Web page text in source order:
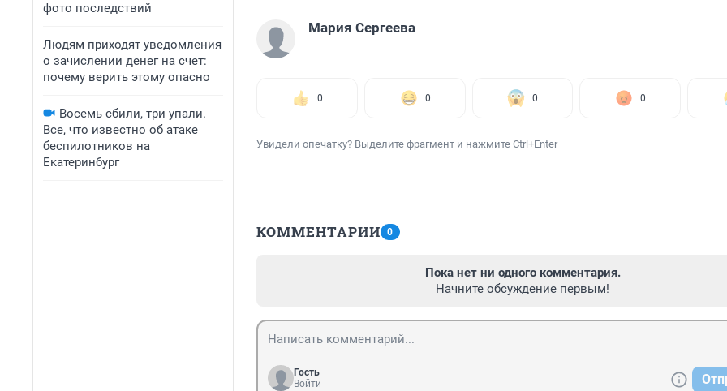
фото последствий
Людям приходят уведомления
о зачислении денег на счет:
почему верить этому опасно
Восемь сбили, три упали.
Все, что известно об атаке
беспилотников на
Екатеринбург
Мария Сергеева
0 0 0 0
Увидели опечатку? Выделите фрагмент и нажмите Ctrl+Enter
КОММЕНТАРИИ 0
Пока нет ни одного комментария.
Начните обсуждение первым!
Гость
Войти